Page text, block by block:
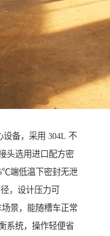
备，采用 304L 不
头选用进口配方密
端低温下密封无泄
，设计压力可
景，能随槽车正常
系统，操作轻便省